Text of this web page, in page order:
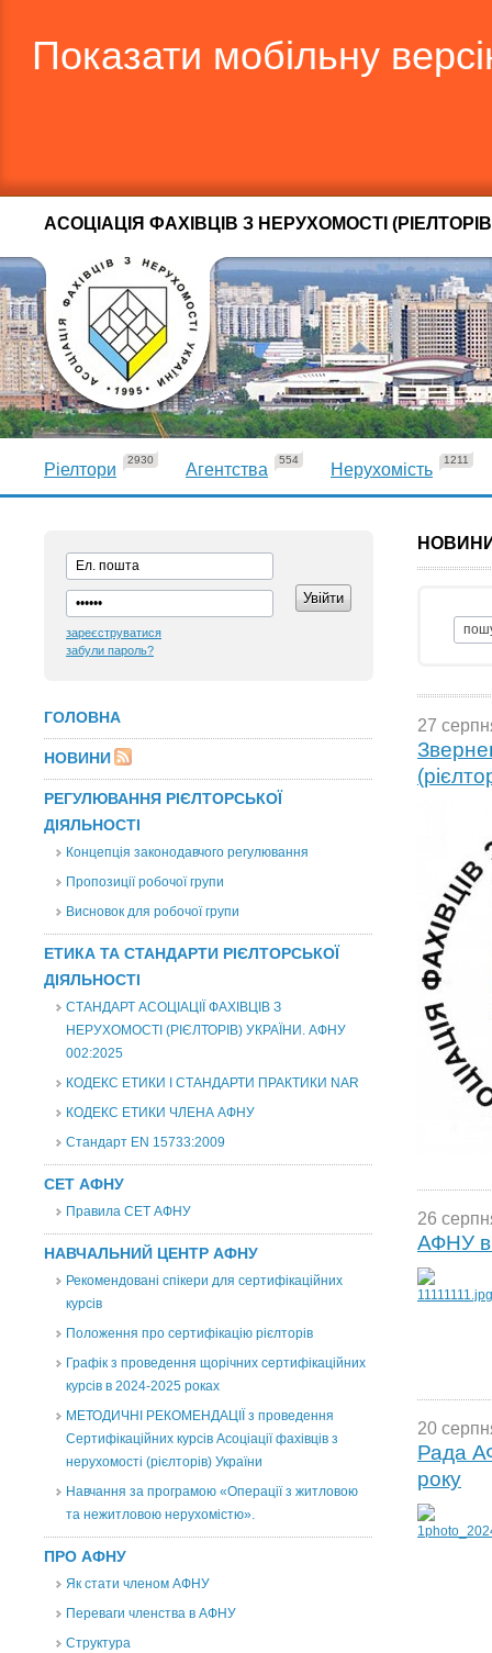
Показати мобільну
АСОЦІАЦІЯ ФАХІВЦІВ З НЕРУХОМОСТІ
Ріелтори
2930
Агентства
554
Нерухомість
1211
зареєструватися
забули пароль?
ГОЛОВНА
НОВИНИ
РЕГУЛЮВАННЯ РІЄЛТОРСЬКОЇ
ДІЯЛЬНОСТІ
Концепція законодавчого регулювання
Пропозиції робочої групи
Висновок для робочої групи
ЕТИКА ТА СТАНДАРТИ РІЄЛТОРСЬКОЇ
ДІЯЛЬНОСТІ
СТАНДАРТ АСОЦІАЦІЇ ФАХІВЦІВ З
НЕРУХОМОСТІ (РІЄЛТОРІВ) УКРАЇНИ. АФНУ
002:2025
КОДЕКС ЕТИКИ І СТАНДАРТИ ПРАКТИКИ NAR
КОДЕКС ЕТИКИ ЧЛЕНА АФНУ
Стандарт EN 15733:2009
СЕТ АФНУ
Правила СЕТ АФНУ
НАВЧАЛЬНИЙ ЦЕНТР АФНУ
Рекомендовані спікери для сертифікаційних
курсів
Положення про сертифікацію рієлторів
Графік з проведення щорічних сертифікаційних
курсів в 2024-2025 роках
МЕТОДИЧНІ РЕКОМЕНДАЦІЇ з проведення
Сертифікаційних курсів Асоціації фахівців з
нерухомості (рієлторів) України
Навчання за програмою «Операції з житловою
та нежитловою нерухомістю».
ПРО АФНУ
Як стати членом АФНУ
Переваги членства в АФНУ
Структура
27
26
АФНУ
20
Рада
року